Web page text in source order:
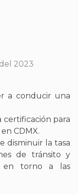
2023
a conducir una
certificación para
CDMX.
disminuir la tasa
de tránsito y
en torno a las